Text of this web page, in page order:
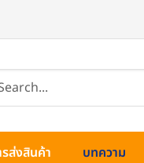
ส่งสินค้า บทความ